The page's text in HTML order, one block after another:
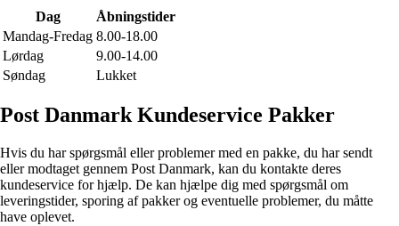
Dag
Åbningstider
Mandag-Fredag 8.00-18.00
Lørdag
9.00-14.00
Søndag
Lukket
Post Danmark Kundeservice Pakker
Hvis du har spørgsmål eller problemer med en pakke, du har sendt
eller modtaget gennem Post Danmark, kan du kontakte deres
kundeservice for hjælp. De kan hjælpe dig med spørgsmål om
leveringstider, sporing af pakker og eventuelle problemer, du måtte
have oplevet.